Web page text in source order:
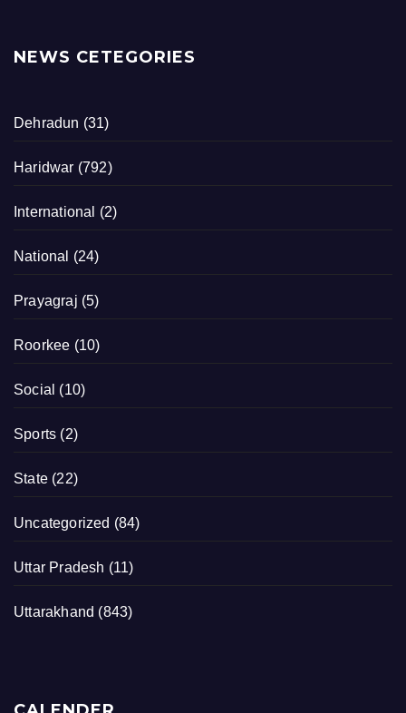
NEWS CETEGORIES
Dehradun (31)
Haridwar (792)
International (2)
National (24)
Prayagraj (5)
Roorkee (10)
Social (10)
Sports (2)
State (22)
Uncategorized (84)
Uttar Pradesh (11)
Uttarakhand (843)